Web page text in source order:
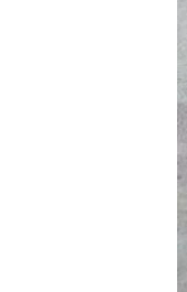
ՄԵԿՆԱԲԱՆՈՒԹՅՈՒՆ